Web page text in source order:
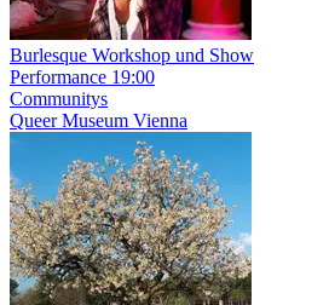
Burlesque Workshop und Show
Performance 19:00
Communitys
Queer Museum Vienna